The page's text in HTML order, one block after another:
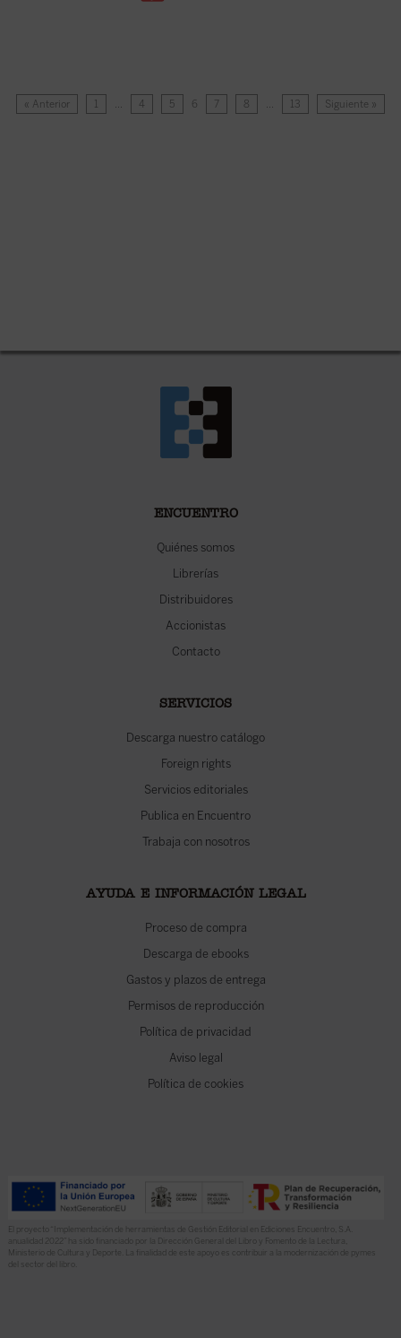
« Anterior 1 … 4 5 6 7 8 … 13 Siguiente »
ENCUENTRO
Quiénes somos
Librerías
Distribuidores
Accionistas
Contacto
SERVICIOS
Descarga nuestro catálogo
Foreign rights
Servicios editoriales
Publica en Encuentro
Trabaja con nosotros
AYUDA E INFORMACIÓN LEGAL
Proceso de compra
Descarga de ebooks
Gastos y plazos de entrega
Permisos de reproducción
Política de privacidad
Aviso legal
Política de cookies
El proyecto “Implementación de herramientas de Gestión Editorial en Ediciones Encuentro, S.A.
anualidad 2022” ha sido financiado por la Dirección General del Libro y Fomento de la Lectura,
Ministerio de Cultura y Deporte. La finalidad de este apoyo es contribuir a la modernización de pymes
del sector del libro.